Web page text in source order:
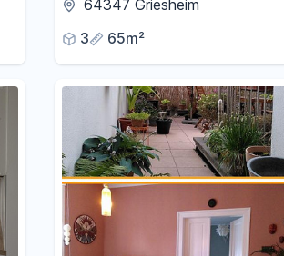
64347 Griesheim
3
65m²